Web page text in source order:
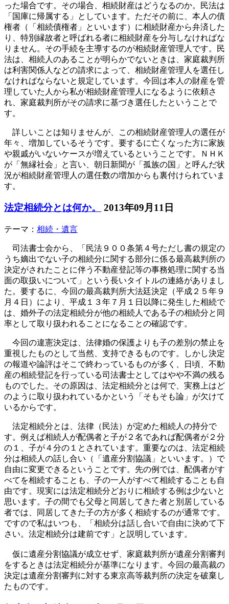
った場合です。その場合、相続財産はどうなるのか。民法は
「国庫に帰属する」としています。ただその前に、本人の債
権者（「相続債権者」といいます）に相続財産から弁済した
り、特別縁故者と呼ばれる者に相続財産を分与しなければな
りません。その手続を主導するのが相続財産管理人です。民
法は、相続人のあることが明らかでないときは、家庭裁判所
は利害関係人などの請求によって、相続財産管理人を選任し
なければならないと規定しています。今回は本人の財産を管
理していた人から私が相続財産管理人になるように依頼さ
れ、家庭裁判所がその請求に基づき選任したということで
す。
詳しいことは知りませんが、この相続財産管理人の選任が
年々、増加しているそうです。要するに亡くなった方に家族
や親戚がいないケースが増えているということです。ＮＨＫ
が「無縁社会」と言い、朝日新聞が「孤族の国」と呼んだ状
況が相続財産管理人の選任数の増加からも裏付けられていま
す。
法定相続分とは何か。 2013年09月11日
テーマ： 相続・遺言
司法書士会から、「民法９００条第４号ただし書の規定の
うち嫡出でない子の相続分に関する部分に係る最高裁判所の
決定がされたことに伴う不動産登記等の事務処理に関する当
面の取扱いについて」という長いタイトルの連絡がありまし
た。要するに、今回の最高裁判所大法廷決定（平成２５年９
月４日）により、平成１３年７月１日以降に発生した相続で
は、婚外子の法定相続分が他の相続人である子の相続分と同
率として取り扱われることになることの確認です。
今回の違憲決定は、法律婚の保護よりも子の差別の禁止を
重視したものとして当然、支持できるものです。しかし決定
の報道や論評はそこで終わっているものが多く、日頃、不動
産の相続登記を行っている司法書士としてはやや不満の残る
ものでした。その原因は、法定相続分とは何で、実務上はど
のように取り扱われているかという「そもそも論」が欠けて
いるからです。
法定相続分とは、法律（民法）が定めた相続人の持分で
す。例えば相続人が配偶者と子が２名であれば配偶者が２分
の１、子が４分の１とされています。重要なのは、法定相続
分は相続人の話し合い（「遺産分割協議」といいます。）で
自由に変更できるということです。先の例では、配偶者がす
べてを相続することも、子の一人がすべて相続することも自
由です。現実には法定相続分どおりに相続する例は少ないと
思います。子の間でも父母と同居してきた者と別居している
者では、同居してきた子の方が多く相続するのが通常です。
ですので私はいつも、「相続分は話し合いで自由に決めて下
さい。法定相続分は建前です」と説明しています。
仮に遺産分割協議が成立せず、家庭裁判所が遺産分割審判
をするときは法定相続分が基準になります。今回の最高裁の
決定は遺産分割審判に対する東京高等裁判所の決定を破棄し
たものです。